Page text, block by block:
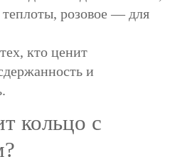
розовое — для
кто ценит
и
кольцо с